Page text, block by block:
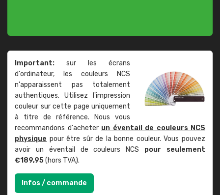
Important: sur les écrans
d'ordinateur, les couleurs NCS
n'apparaissent pas totalement
authentiques. Utilisez l'impression
couleur sur cette page uniquement
à titre de référence. Nous vous
recommandons d'acheter un éventail de couleurs NCS
physique pour être sûr de la bonne couleur. Vous pouvez
avoir un éventail de couleurs NCS pour seulement
€189,95(hors TVA).
Infos / commande